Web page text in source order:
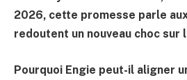
2026, cette promesse parle
redoutent un nouveau choc sur
Pourquoi Engie peut-il aligner